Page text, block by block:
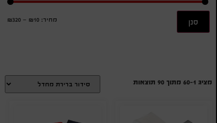
סנן מחיר: ₪10
—
₪320
מציג 1–60 מתוך 90 תוצאות